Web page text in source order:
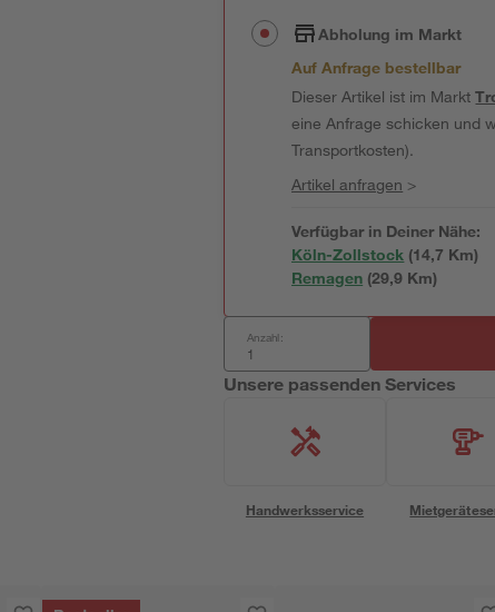
Abholung im Markt
Auf Anfrage bestellbar
Dieser Artikel ist im Markt
eine Anfrage schicken und
Transportkosten).
Artikel anfragen >
Verfügbar in Deiner Nähe:
Köln-Zollstock (14,7 Km)
Remagen (29,9 Km)
Anzahl:
Unsere passenden Services
Handwerksservice